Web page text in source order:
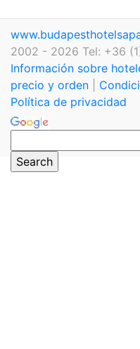
2002 - 2026 Tel: +36
Información sobre
precio y orden
Política de privacidad